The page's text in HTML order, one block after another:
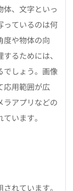
、文字といっ
っているのは何
度や物体の向
るためには、
でしょう。画像
応用範囲が広
ラアプリなどの
います。
れています。